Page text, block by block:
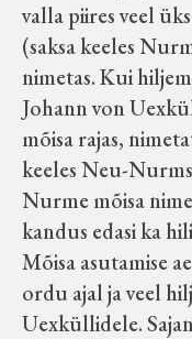
valla piires veel
(saksa keeles
nimetas. Kui
Johann von
mõisa rajas,
keeles Neu-
Nurme mõisa
kandus edasi ka
Mõisa asutamise
ordu ajal ja veel
Uexküllidele.